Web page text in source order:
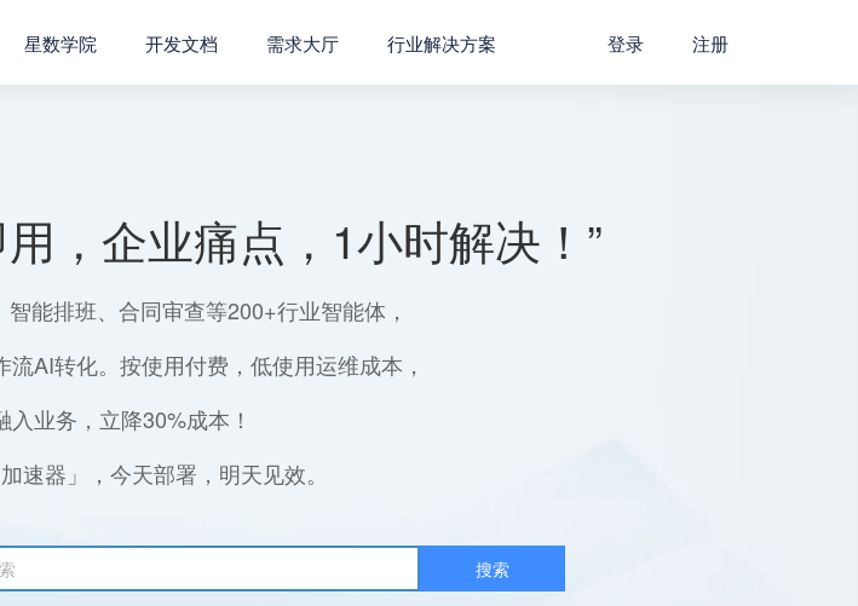
星数学院 开发文档 需求大厅 行业解决方案 登录 注册
，企业痛点，1小时解决！”
能排班、合同审查等200+行业智能体，
AI转化。按使用付费，低使用运维成本，
业务，立降30%成本！
器」，今天部署，明天见效。
搜索